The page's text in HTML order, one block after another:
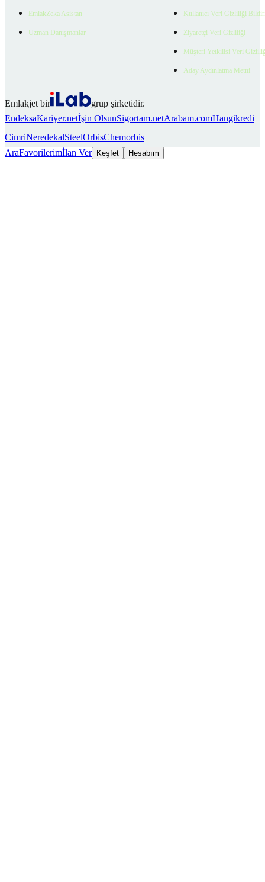
EmlakZeka Asistan
Uzman Danışmanlar
Kullanıcı Veri Gizliliği
Ziyaretçi Veri Gizliliği
Müşteri Yetkilisi Veri
Aday Aydınlatma Metni
Emlakjet bir
grup şirketidir.
EndeksaKariyer.netİşin OlsunSigortam.netArabam.comHangikredi
CimriNeredekalSteelOrbisChemorbis
AraFavorilerimİlan Ver Keşfet Hesabım